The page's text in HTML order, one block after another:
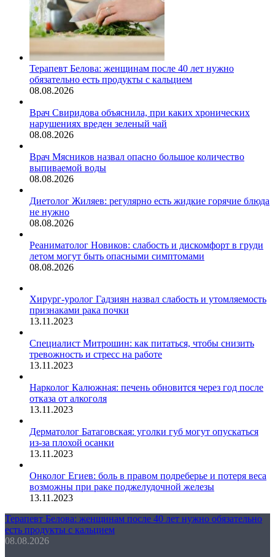
Терапевт Белова: женщинам после 40 лет нужно
обязательно есть продукты с кальцием
08.08.2026
Врач Свиридова объяснила, при каких хронических
нарушениях вреден зеленый чай
08.08.2026
Врач Мясников назвал опасно большое количество
выпиваемой воды
08.08.2026
Диетолог Жиляев: регулярно есть жидкие горячие блюда
не нужно
08.08.2026
Реаниматолог Новиков: слабость и дискомфорт в груди
летом могут быть опасными симптомами
08.08.2026
Хирург-уролог Гадзиян назвал слабость и утомляемость
признаками рака почки
13.11.2023
Специалист Митрошин: как питаться, чтобы снизить
тревожность и стресс на работе
13.11.2023
Нарколог Калюжная: печень обновится через год после
отказа от алкоголя
13.11.2023
Дерматолог Батаговская: уголки губ могут опускаться
из-за плохой осанки
13.11.2023
Онколог Егиев: боль в правом подреберье и потеря веса
возможны при раке поджелудочной железы
13.11.2023
Терапевт Белова: женщинам после 40 лет нужно обязательно
есть продукты с кальцием
08.08.2026